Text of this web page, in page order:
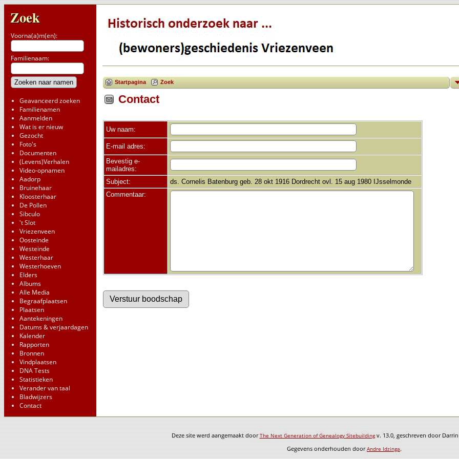
Zoek
Voorna(a)m(en):
Familienaam:
Geavanceerd zoeken
Familienamen
Aanmelden
Wat is er nieuw
Gezocht
Foto's
Documenten
(Levens)Verhalen
Video-opnamen
Aadorp
Bruinehaar
Kloosterhaar
De Pollen
Sibculo
't Slot
Vriezenveen
Oosteinde
Westeinde
Westerhaar
Westerhoeven
Elders
Albums
Alle Media
Begraafplaatsen
Plaatsen
Aantekeningen
Datums & verjaardagen
Kalender
Rapporten
Bronnen
Vindplaatsen
DNA Tests
Statistieken
Verander van taal
Bladwijzers
Contact
Startpagina Zoek
Contact
Uw naam:
E-mail adres:
Bevestig e-
mailadres:
Subject:
ds. Cornelis Batenburg geb. 28 okt 1916 Dordrecht ovl. 15 aug 1980 IJsselmonde
Commentaar:
Deze site werd aangemaakt doorThe Next Generation of Genealogy Sitebuildingv. 13.0, geschreven door
Gegevens onderhouden doorAndre Idzinga.